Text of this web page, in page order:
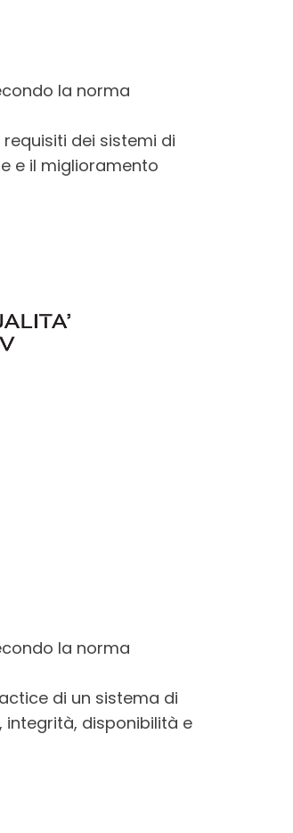
la norma
dei sistemi di
e il miglioramento
la norma
di un sistema di
integrità, disponibilità e